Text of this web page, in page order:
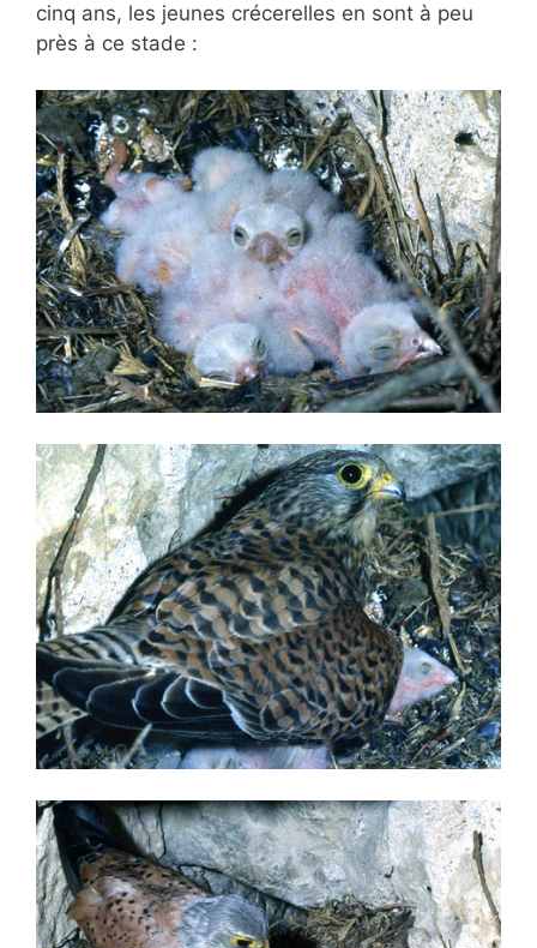
cinq ans, les jeunes crécerelles en sont à peu
près à ce stade :